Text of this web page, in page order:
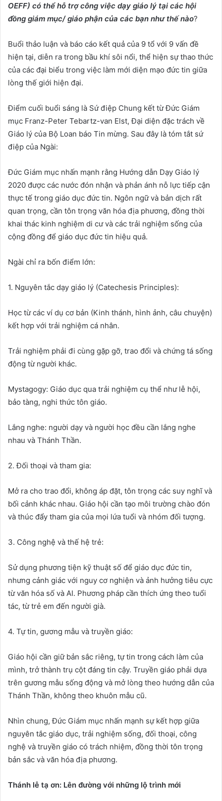
OEFF) có thể hỗ trợ công việc dạy giáo lý tại các hội
đồng giám mục/ giáo phận của các bạn như thế nào?
Buổi thảo luận và báo cáo kết quả của 9 tổ với 9 vấn đề
hiện tại, diễn ra trong bầu khí sôi nổi, thể hiện sự thao thức
của các đại biểu trong việc làm mới diện mạo đức tin giữa
lòng thế giới hiện đại.
Điểm cuối buổi sáng là Sứ điệp Chung kết từ Đức Giám
mục Franz-Peter Tebartz-van Elst, Đại diện đặc trách về
Giáo lý của Bộ Loan báo Tin mừng. Sau đây là tóm tắt sứ
điệp của Ngài:
Đức Giám mục nhấn mạnh rằng Hướng dẫn Dạy Giáo lý
2020 được các nước đón nhận và phản ánh nỗ lực tiếp cận
thực tế trong giáo dục đức tin. Ngôn ngữ và bản dịch rất
quan trọng, cần tôn trọng văn hóa địa phương, đồng thời
khai thác kinh nghiệm di cư và các trải nghiệm sống của
cộng đồng để giáo dục đức tin hiệu quả.
Ngài chỉ ra bốn điểm lớn:
1. Nguyên tắc dạy giáo lý (Catechesis Principles):
Học từ các ví dụ cơ bản (Kinh thánh, hình ảnh, câu chuyện)
kết hợp với trải nghiệm cá nhân.
Trải nghiệm phải đi cùng gặp gỡ, trao đổi và chứng tá sống
động từ người khác.
Mystagogy: Giáo dục qua trải nghiệm cụ thể như lễ hội,
bảo tàng, nghi thức tôn giáo.
Lắng nghe: người dạy và người học đều cần lắng nghe
nhau và Thánh Thần.
2. Đối thoại và tham gia:
Mở ra cho trao đổi, không áp đặt, tôn trọng các suy nghĩ và
bối cảnh khác nhau. Giáo hội cần tạo môi trường chào đón
và thúc đẩy tham gia của mọi lứa tuổi và nhóm đối tượng.
3. Công nghệ và thế hệ trẻ:
Sử dụng phương tiện kỹ thuật số để giáo dục đức tin,
nhưng cảnh giác với nguy cơ nghiện và ảnh hưởng tiêu cực
từ văn hóa số và AI. Phương pháp cần thích ứng theo tuổi
tác, từ trẻ em đến người già.
4. Tự tin, gương mẫu và truyền giáo:
Giáo hội cần giữ bản sắc riêng, tự tin trong cách làm của
mình, trở thành trụ cột đáng tin cậy. Truyền giáo phải dựa
trên gương mẫu sống động và mở lòng theo hướng dẫn của
Thánh Thần, không theo khuôn mẫu cũ.
Nhìn chung, Đức Giám mục nhấn mạnh sự kết hợp giữa
nguyên tắc giáo dục, trải nghiệm sống, đối thoại, công
nghệ và truyền giáo có trách nhiệm, đồng thời tôn trọng
bản sắc và văn hóa địa phương.
Thánh lễ tạ ơn: Lên đường với những lộ trình mới